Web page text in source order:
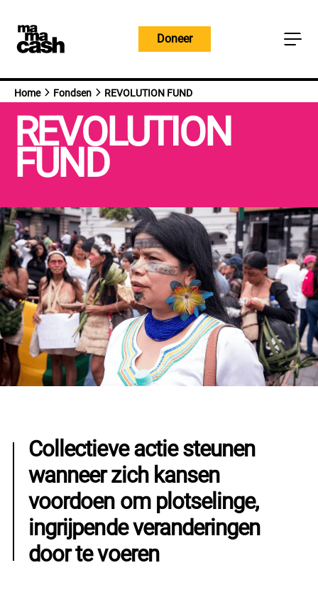
naar
inhoud
Doneer
Home Fondsen REVOLUTION FUND
REVOLUTION
FUND
Collectieve actie steunen
wanneer zich kansen
voordoen om plotselinge,
ingrijpende veranderingen
door te voeren